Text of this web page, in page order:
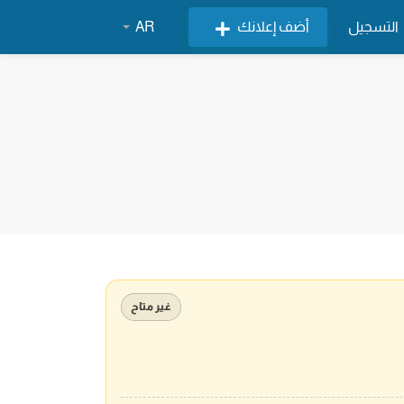
التسجيل أضف إعلانك AR
غير متاح